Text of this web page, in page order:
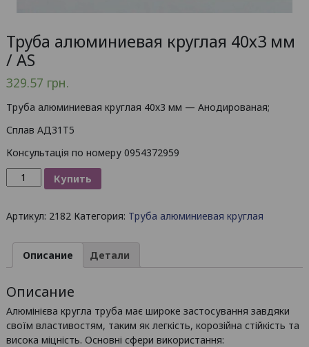
Труба алюминиевая круглая 40х3 мм
/ AS
329.57 грн.
Труба алюминиевая круглая 40х3 мм — Анодированая;
Сплав АД31Т5
Консультація по номеру 0954372959
Количество
товара
алюминиевая
40х3
AS
Купить
Артикул: 2182 Категория: Труба алюминиевая круглая
Описание Детали
Описание
Алюмінієва кругла труба має широке застосування завдяки
своїм властивостям, таким як легкість, корозійна стійкість та
висока міцність. Основні сфери використання: